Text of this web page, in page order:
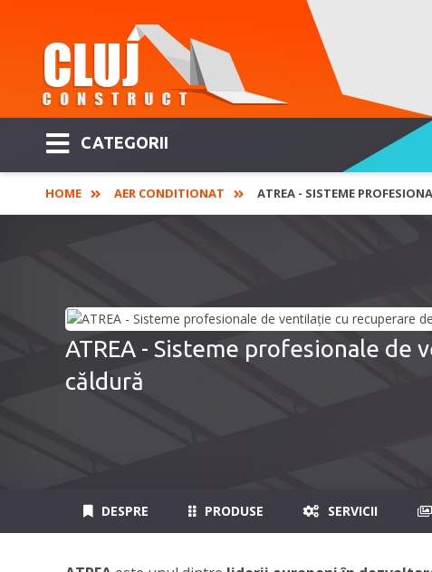
CATEGORII
HOME AER CONDITIONAT ATREA - SISTEME
ATREA - Sisteme profesionale de
căldură
DESPRE PRODUSE SERVICII